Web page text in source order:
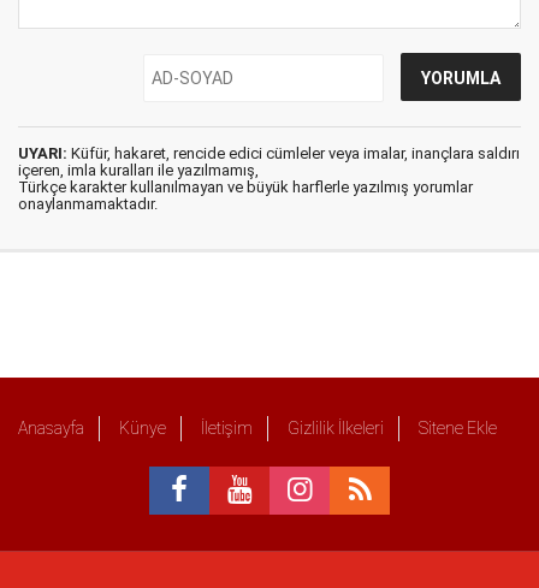
UYARI: Küfür, hakaret, rencide edici cümleler veya imalar, inançlara saldırı
içeren, imla kuralları ile yazılmamış,
Türkçe karakter kullanılmayan ve büyük harflerle yazılmış yorumlar
onaylanmamaktadır.
Anasayfa Künye İletişim Gizlilik İlkeleri Sitene Ekle